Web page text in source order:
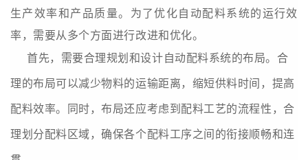
生产效率和产品质量。为了优化自动配料系统的运行效
率，需要从多个方面进行改进和优化。
首先，需要合理规划和设计自动配料系统的布局。合
理的布局可以减少物料的运输距离，缩短供料时间，提高
配料效率。同时，布局还应考虑到配料工艺的流程性，合
理划分配料区域，确保各个配料工序之间的衔接顺畅和连